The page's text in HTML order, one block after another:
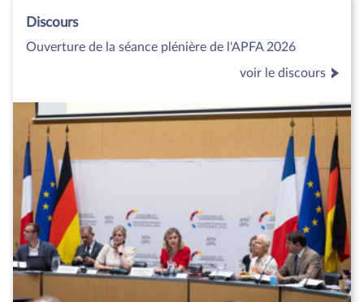
Discours
Ouverture de la séance plénière de l'APFA 2026
voir le discours